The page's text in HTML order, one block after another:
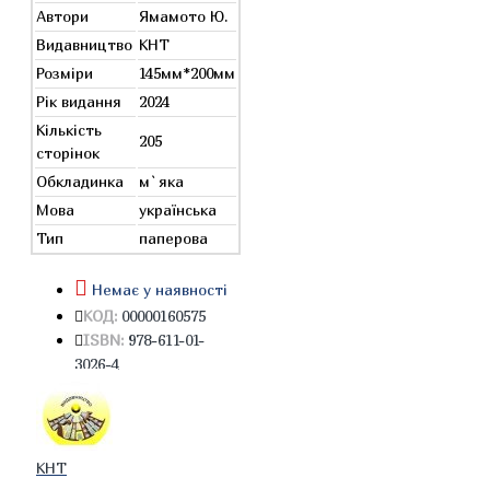
Автори
Ямамото Ю.
Видавництво КНТ
Розміри
145мм*200мм
Рік видання
2024
Кількість
сторінок
205
Обкладинка
м`яка
Мова
українська
Тип
паперова
Немає у наявності
КОД: 00000160575
ISBN: 978-611-01-
3026-4
КНТ